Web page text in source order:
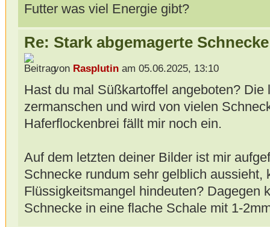
Futter was viel Energie gibt?
Re: Stark abgemagerte Schnecke
von Rasplutinam 05.06.2025, 13:10
Hast du mal Süßkartoffel angeboten? Die
zermanschen und wird von vielen
Haferflockenbrei fällt mir noch ein.
Auf dem letzten deiner Bilder ist mir
Schnecke rundum sehr gelblich aussieht,
Flüssigkeitsmangel hindeuten? Dagegen
Schnecke in eine flache Schale mit 1-